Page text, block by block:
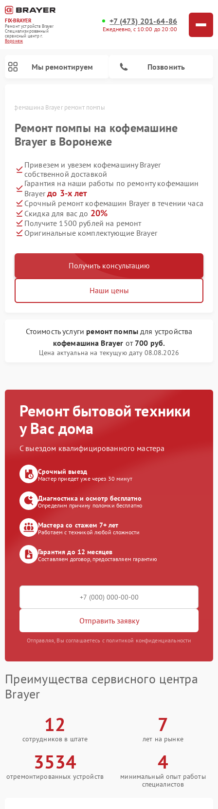
FIX-BRAYER
Ремонт устройств Brayer
Специализированный
cервисный центр г.
Воронеж
+7 (473) 201-64-86
Ежедневно, с 10:00 до 20:00
Мы ремонтируем Позвонить
Кофемашина Brayer ремонт помпы
Ремонт помпы на кофемашине
Brayer в Воронеже
Привезем и увезем кофемашину Brayer
собственной доставкой
Гарантия на наши работы по ремонту кофемашин
Brayerдо 3-х лет
Срочный ремонт кофемашин Brayer в течении часа
Скидка для вас до 20%
Получите 1500 рублей на ремонт
Оригинальные комплектующие Brayer
Получить консультацию
Наши цены
Стоимость услуги ремонт помпы для устройства
кофемашина Brayer от 700 руб.
Цена актуальна на текущую дату 08.08.2026
Ремонт бытовой техники
у Вас дома
С выездом квалифицированного мастера
Срочный выезд
Мастер приедет уже через 30 минут
Диагностика и осмотр бесплатно
Определим причину поломки бесплатно
Мастера со стажем 7+ лет
Работаем с техникой любой сложности
Гарантия до 12 месяцев
Составляем договор, предоставляем гарантию
Отправить заявку
Отправляя, Вы соглашаетесь с политикой конфиденциальности
Преимущества сервисного центра
Brayer
12
сотрудников в штате
7
лет на рынке
3534
отремонтированных устройств
4
минимальный опыт работы
специалистов